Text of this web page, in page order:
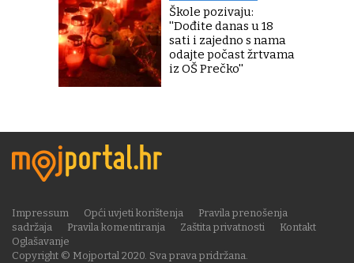
Škole pozivaju:
''Dođite danas u 18
sati i zajedno s nama
odajte počast žrtvama
iz OŠ Prečko''
Copyright © Mojportal 2020. Sva prava pridržana.
Impressum Opći uvjeti korištenja
Pravila prenošenja
sadržaja
Pravila komentiranja Zaštita privatnosti
Kontakt
Oglašavanje